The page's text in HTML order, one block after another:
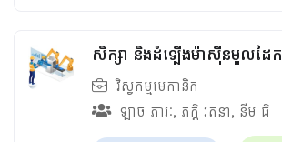
សិក្សា និងដំឡើងម៉ាស៊ីនមួលដែក
វិស្វកម្មមេកានិក
ឡាច ភារៈ, ភក្ដិ រតនា, នីម ធិ